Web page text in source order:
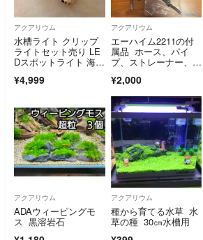
アクアリウム
水槽ライト クリップ
ライトセット売り LE
Dスポットライト 海水
¥4,999
アクアリウム
エーハイム2211の付
属品 ホース、パイ
プ、ストレーナー、ダ
¥2,000
アクアリウム
ADAウィーピングモ
ス 黒溶岩石
アクアリウム
種から育てる水草 水
草の種 30㎝水槽用